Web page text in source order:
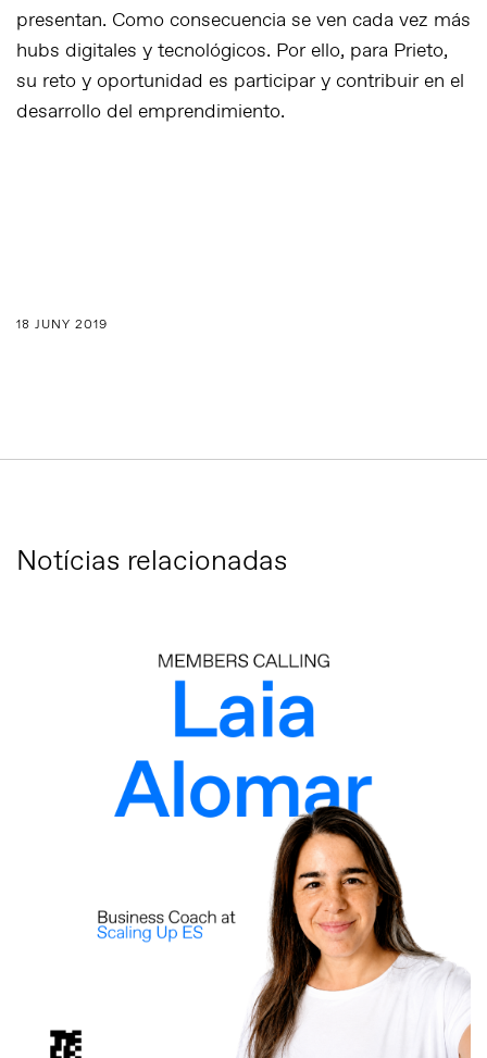
presentan. Como consecuencia se ven cada vez más
hubs digitales y tecnológicos. Por ello, para Prieto,
su reto y oportunidad es participar y contribuir en el
desarrollo del emprendimiento.
18 JUNY 2019
Notícias relacionadas